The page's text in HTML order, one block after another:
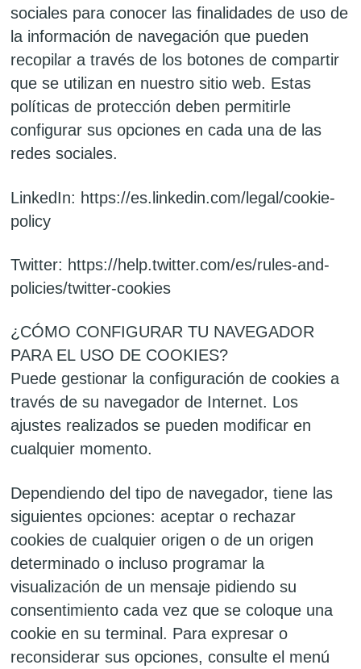
sociales para conocer las finalidades de uso de
la información de navegación que pueden
recopilar a través de los botones de compartir
que se utilizan en nuestro sitio web. Estas
políticas de protección deben permitirle
configurar sus opciones en cada una de las
redes sociales.
LinkedIn: https://es.linkedin.com/legal/cookie-
policy
Twitter: https://help.twitter.com/es/rules-and-
policies/twitter-cookies
¿CÓMO CONFIGURAR TU NAVEGADOR
PARA EL USO DE COOKIES?
Puede gestionar la configuración de cookies a
través de su navegador de Internet. Los
ajustes realizados se pueden modificar en
cualquier momento.
Dependiendo del tipo de navegador, tiene las
siguientes opciones: aceptar o rechazar
cookies de cualquier origen o de un origen
determinado o incluso programar la
visualización de un mensaje pidiendo su
consentimiento cada vez que se coloque una
cookie en su terminal. Para expresar o
reconsiderar sus opciones, consulte el menú